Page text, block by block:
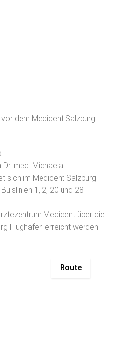
dem Medicent Salzburg
med. Michaela
sich im Medicent Salzburg.
1, 2, 20 und 28
Medicent über die
Flughafen erreicht werden.
Route